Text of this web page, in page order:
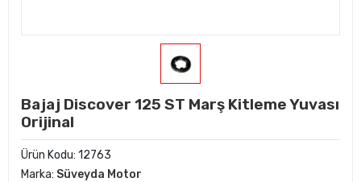
Bajaj Discover 125 ST Marş Kitleme Yuvası
Orijinal
Ürün Kodu: 12763
Marka: Süveyda Motor